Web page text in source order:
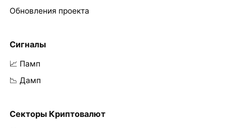
Обновления проекта
Сигналы
📈 Памп
📉 Дамп
Секторы Криптовалют